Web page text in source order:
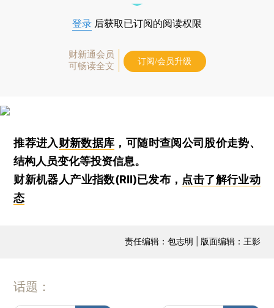
登录 后获取已订阅的阅读权限
财新通会员
可畅读全文
订阅/会员升级
推荐进入财新数据库 ，可随时查阅公司股价走势、
结构人员变化等投资信息。
财新机器人产业指数(RII)已发布， 点击了解行业动
态
责任编辑：包志明 | 版面编辑：王影
话题：